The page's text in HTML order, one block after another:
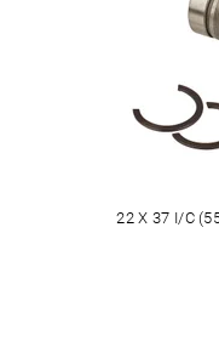
22 X 37 I/C